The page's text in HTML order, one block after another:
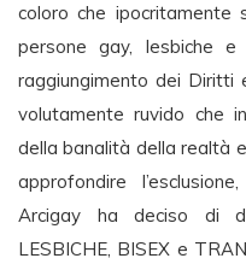
coloro che ipocritamente
persone gay, lesbiche
raggiungimento dei Diritti
volutamente ruvido che
della banalità della realtà
approfondire
Arcigay ha deciso di
LESBICHE, BISEX e